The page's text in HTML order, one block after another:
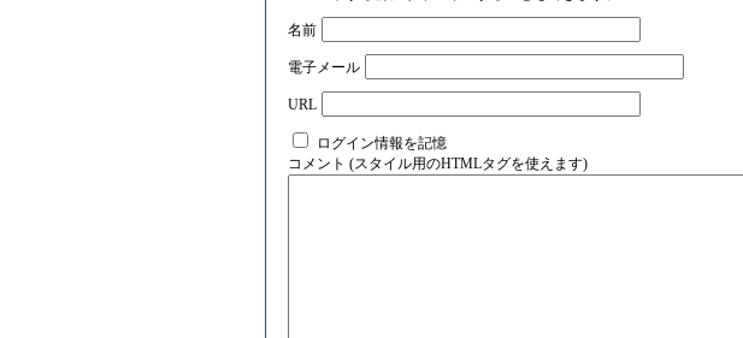
名前
電子メール
URL
ログイン情報を記憶
コメント (スタイル用のHTMLタグを使えます)